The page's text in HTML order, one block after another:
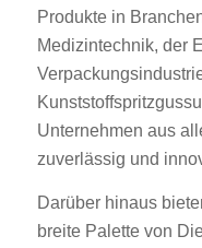
Produkte in
Medizintechnik, der
Unternehmen aus
zuverlässig und
Darüber hinaus
breite Palette von